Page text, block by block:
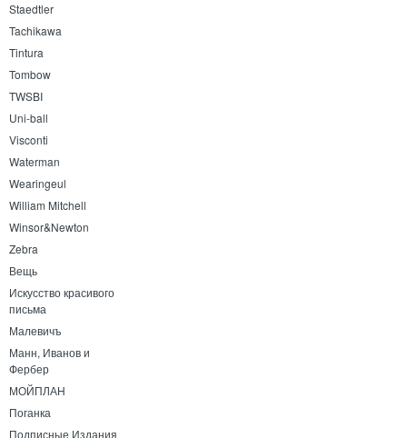
Staedtler
Tachikawa
Tintura
Tombow
TWSBI
Uni-ball
Visconti
Waterman
Wearingeul
William Mitchell
Winsor&Newton
Zebra
Вещь
Искусство красивого
письма
Малевичъ
Манн, Иванов и
Фербер
МОЙПЛАН
Поганка
Подписные Издания